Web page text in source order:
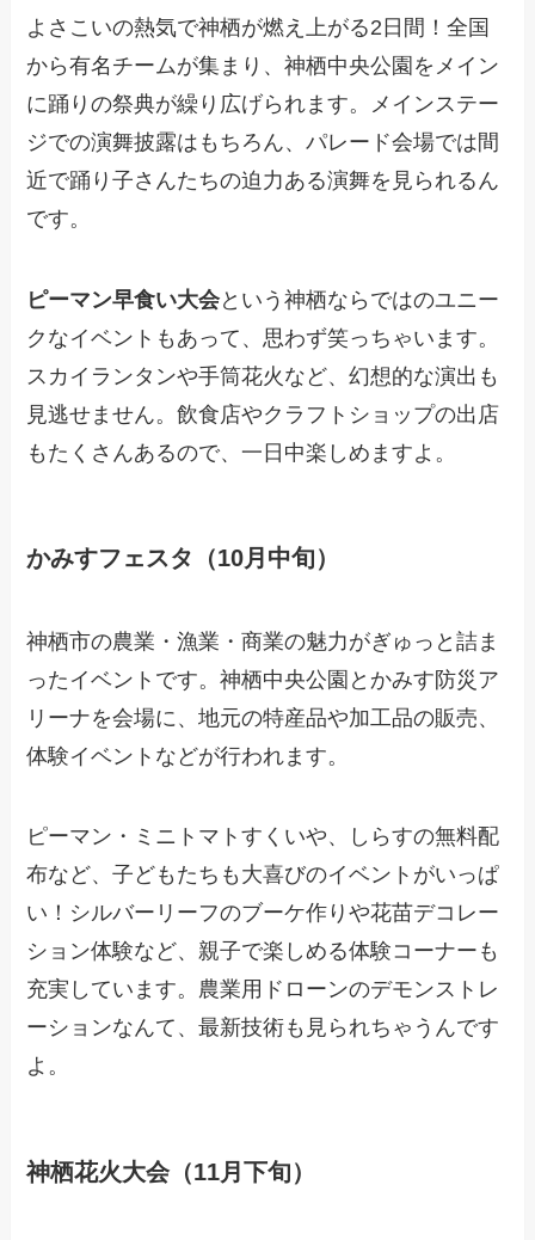
よさこいの熱気で神栖が燃え上がる2日間！全国
から有名チームが集まり、神栖中央公園をメイン
に踊りの祭典が繰り広げられます。メインステー
ジでの演舞披露はもちろん、パレード会場では間
近で踊り子さんたちの迫力ある演舞を見られるん
です。
ピーマン早食い大会という神栖ならではのユニー
クなイベントもあって、思わず笑っちゃいます。
スカイランタンや手筒花火など、幻想的な演出も
見逃せません。飲食店やクラフトショップの出店
もたくさんあるので、一日中楽しめますよ。
かみすフェスタ（10月中旬）
神栖市の農業・漁業・商業の魅力がぎゅっと詰ま
ったイベントです。神栖中央公園とかみす防災ア
リーナを会場に、地元の特産品や加工品の販売、
体験イベントなどが行われます。
ピーマン・ミニトマトすくいや、しらすの無料配
布など、子どもたちも大喜びのイベントがいっぱ
い！シルバーリーフのブーケ作りや花苗デコレー
ション体験など、親子で楽しめる体験コーナーも
充実しています。農業用ドローンのデモンストレ
ーションなんて、最新技術も見られちゃうんです
よ。
神栖花火大会（11月下旬）